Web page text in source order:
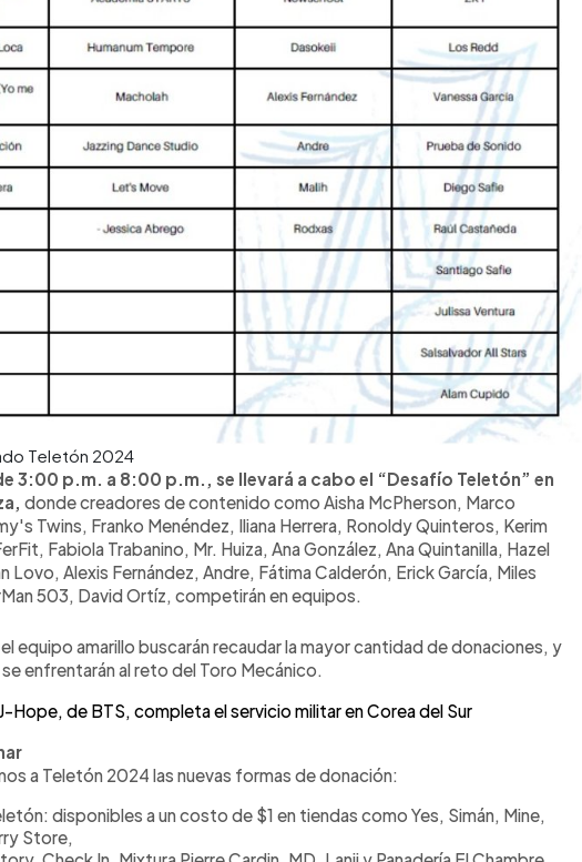
Teletón 2024
3:00 p.m. a 8:00 p.m., se llevará a cabo el “Desafío Teletón” en
donde creadores de contenido como Aisha McPherson, Marco
Twins, Franko Menéndez, Iliana Herrera, Ronoldy Quinteros, Kerim
Fabiola Trabanino, Mr. Huiza, Ana González, Ana Quintanilla, Hazel
Lovo, Alexis Fernández, Andre, Fátima Calderón, Erick García, Miles
503, David Ortíz, competirán en equipos.
equipo amarillo buscarán recaudar la mayor cantidad de donaciones, y
enfrentarán al reto del Toro Mecánico.
J-Hope, de BTS, completa el servicio militar en Corea del Sur
a Teletón 2024 las nuevas formas de donación:
disponibles a un costo de $1 en tiendas como Yes, Simán, Mine,
Store,